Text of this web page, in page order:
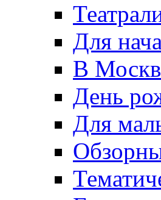
Для
В
День
Для